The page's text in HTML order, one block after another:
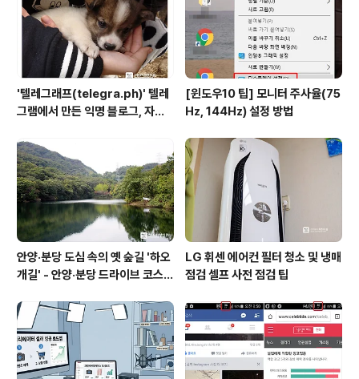
캘린더를 사용하면 개인의 일정, 친구 등 일상의 대부분을
기록하기 때문에 플랫폼 비지니스..
'텔레그래프(telegra.ph)' 텔레
그램에서 만든 익명 블로그, 자유
[윈도우10 팁] 모니터 주사율(75
Hz, 144Hz) 설정 방법
안양·분당 도심 속의 옛 숲길 '하오
개길' - 안양·분당 드라이브 코스
LG 휘센 에어컨 필터 청소 및 냉매
점검 셀프 사전 점검 팁